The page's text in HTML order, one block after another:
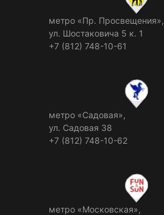
метро «Пр. Просвещения»,
ул. Шостаковича 5 к. 1
+7 (812) 748-10-61
метро «Садовая»,
ул. Садовая 38
+7 (812) 748-10-62
метро «Московская»,